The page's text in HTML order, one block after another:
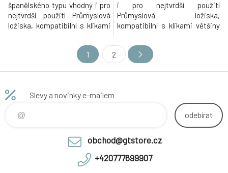
španělského typu vhodný i pro
nejtvrdší použití Průmyslová
ložiska, kompatibilní s klikami
(Profile, Odyssey, Kink,
MacNeil, WTP, Eastern,
Premium, Haro, Raptor,
i pro nejtvrdší použití
Průmyslová ložiska,
kompatibilní s klikami většiny
Odyssey, Kink, MacNeil, WTP,
Eastern, Premium, Haro,
Raptor, Octane ...) Váha 190 g.
1 2
Slevy a novinky e-mailem
odebírat
obchod@gtstore.cz
+420777699907